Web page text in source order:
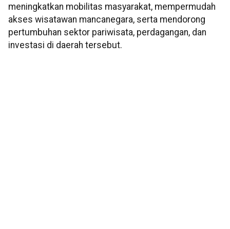
meningkatkan mobilitas masyarakat, mempermudah
akses wisatawan mancanegara, serta mendorong
pertumbuhan sektor pariwisata, perdagangan, dan
investasi di daerah tersebut.